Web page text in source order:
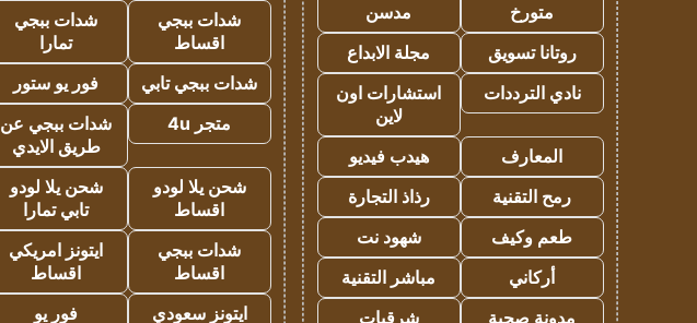
متورخ
مدسن
روتانا تسويق
مجلة الابداع
نادي الترددات
استشارات اون
لاين
المعارف
هيدب فيديو
رمح التقنية
رذاذ التجارة
طعم وكيف
شهود نت
أركاني
مباشر التقنية
مدونة صحبة
شرقيات
شدات ببجي
اقساط
شدات ببجي
تمارا
شدات ببجي تابي
فور يو ستور
متجر 4u
شدات ببجي عن
طريق الايدي
شحن يلا لودو
اقساط
شحن يلا لودو
تابي تمارا
شدات ببجي
اقساط
ايتونز امريكي
اقساط
ايتونز سعودي
فور يو